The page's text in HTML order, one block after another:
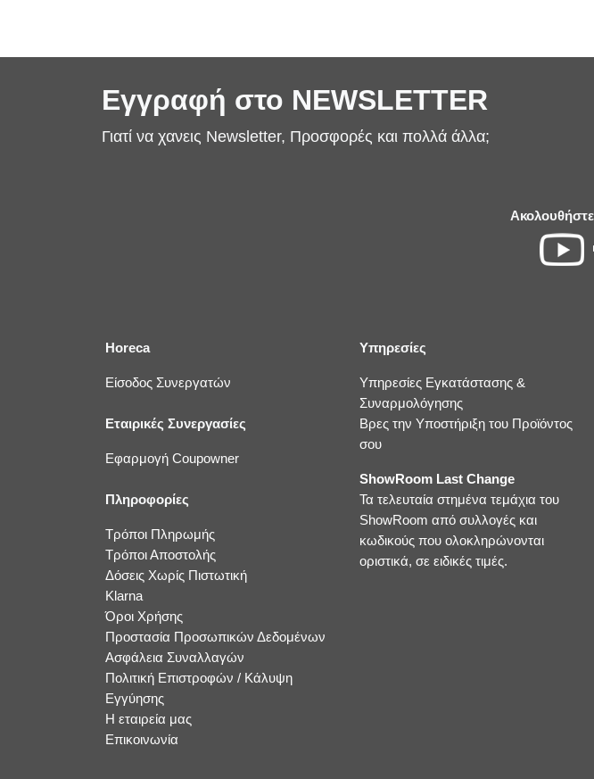
Εγγραφή στο NEWSLETTER
Γιατί να χανεις Newsletter, Προσφορές και πολλά άλλα;
Horeca
Είσοδος Συνεργατών
Εταιρικές Συνεργασίες
Εφαρμογή Coupowner
Πληροφορίες
Τρόποι Πληρωμής
Τρόποι Αποστολής
Δόσεις Χωρίς Πιστωτική
Klarna
Όροι Χρήσης
Προστασία Προσωπικών Δεδομένων
Ασφάλεια Συναλλαγών
Πολιτική Επιστροφών / Κάλυψη
Εγγύησης
Η εταιρεία μας
Επικοινωνία
Υπηρεσίες
Υπηρεσίες Εγκατάστασης &
Συναρμολόγησης
Βρες την Υποστήριξη του Προϊόντος
σου
ShowRoom Last Change
Τα τελευταία στημένα τεμάχια του
ShowRoom από συλλογές και
κωδικούς που ολοκληρώνονται
οριστικά, σε ειδικές τιμές.